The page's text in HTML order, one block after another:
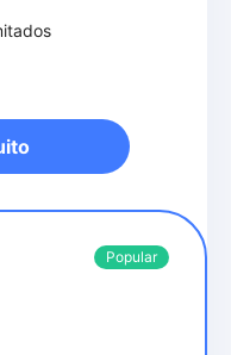
Popular